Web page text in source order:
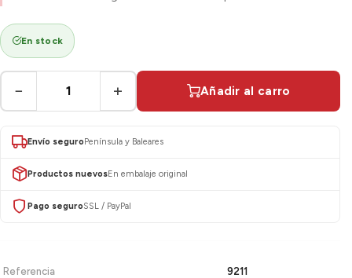
En stock
− + Añadir al carro
Envío seguroPenínsula y Baleares
Productos nuevosEn embalaje original
Pago seguroSSL / PayPal
Referencia 9211